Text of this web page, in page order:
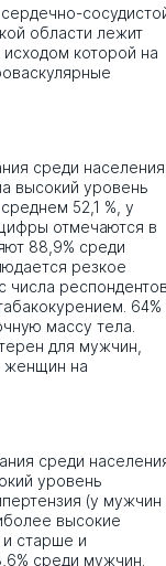
области лежит
которой на
среди населения
высокий уровень
52,1 %, у
отмечаются в
88,9% среди
резкое
числа
64%
массу тела.
для мужчин,
женщин на
среди
уровень
(у мужчин
высокие
старше и
среди мужчин.